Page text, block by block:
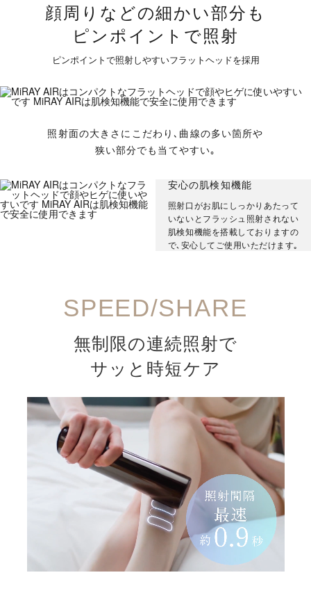
顔周りなどの細かい部分も
ピンポイントで照射
ピンポイントで照射しやすいフラットヘッドを採用
照射面の大きさにこだわり､曲線の多い箇所や
狭い部分でも当てやすい｡
安心の肌検知機能
照射口がお肌にしっかりあたって
いないとフラッシュ照射されない
肌検知機能を搭載しておりますの
で､安心してご使用いただけます｡
SPEED/SHARE
無制限の連続照射で
サッと時短ケア